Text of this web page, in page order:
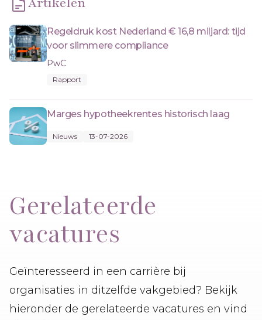
Regeldruk kost Nederland € 16,8 miljard: tijd
voor slimmere compliance
PwC
Rapport
Marges hypotheekrentes historisch laag
Nieuws 13-07-2026
Gerelateerde
vacatures
Geïnteresseerd in een carrière bij
organisaties in ditzelfde vakgebied? Bekijk
hieronder de gerelateerde vacatures en vind